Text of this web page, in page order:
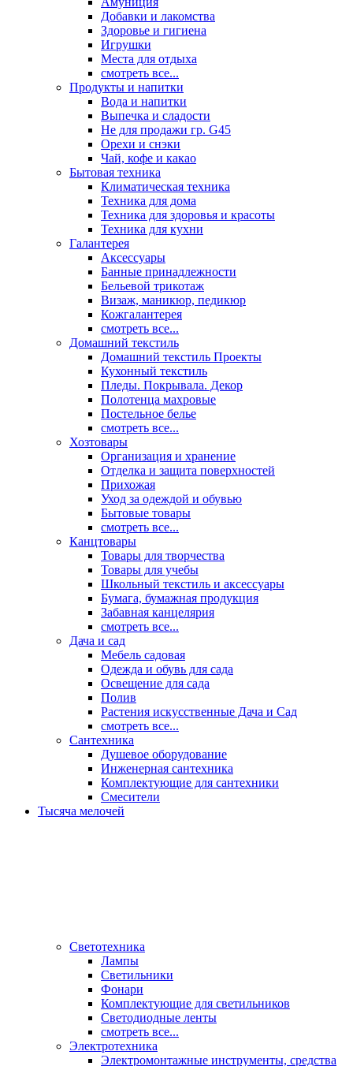
Добавки и лакомства
Здоровье и гигиена
Игрушки
Места для отдыха
смотреть все...
Продукты и напитки
Вода и напитки
Выпечка и сладости
Не для продажи гр. G45
Орехи и снэки
Чай, кофе и какао
Бытовая техника
Климатическая техника
Техника для дома
Техника для здоровья и красоты
Техника для кухни
Галантерея
Аксессуары
Банные принадлежности
Бельевой трикотаж
Визаж, маникюр, педикюр
Кожгалантерея
смотреть все...
Домашний текстиль
Домашний текстиль Проекты
Кухонный текстиль
Пледы. Покрывала. Декор
Полотенца махровые
Постельное белье
смотреть все...
Хозтовары
Организация и хранение
Отделка и защита поверхностей
Прихожая
Уход за одеждой и обувью
Бытовые товары
смотреть все...
Канцтовары
Товары для творчества
Товары для учебы
Школьный текстиль и аксессуары
Бумага, бумажная продукция
Забавная канцелярия
смотреть все...
Дача и сад
Мебель садовая
Одежда и обувь для сада
Освещение для сада
Полив
Растения искусственные Дача и Сад
смотреть все...
Сантехника
Душевое оборудование
Инженерная сантехника
Комплектующие для сантехники
Смесители
Тысяча мелочей
Светотехника
Лампы
Светильники
Фонари
Комплектующие для светильников
Светодиодные ленты
смотреть все...
Электротехника
Электромонтажные инструменты, средства